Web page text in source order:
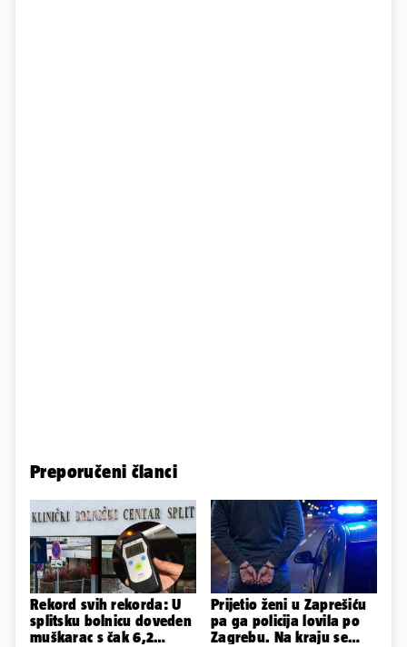
Preporučeni članci
Rekord svih rekorda: U
splitsku bolnicu doveden
muškarac s čak 6,2
Prijetio ženi u Zaprešiću
pa ga policija lovila po
Zagrebu. Na kraju se